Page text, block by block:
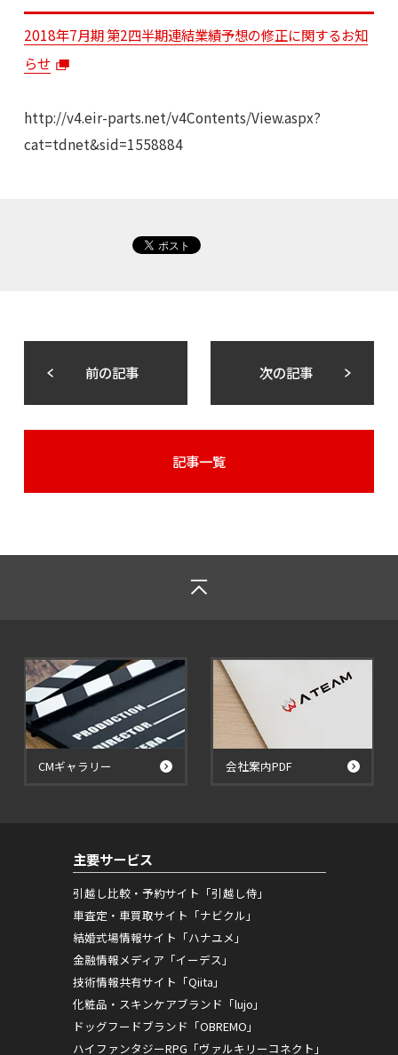
2018年7月期 第2四半期連結業績予想の修正に関するお知
らせ
http://v4.eir-parts.net/v4Contents/View.aspx?
cat=tdnet&sid=1558884
前の記事 次の記事
記事一覧
CMギャラリー 会社案内PDF
主要サービス
引越し比較・予約サイト「引越し侍」
車査定・車買取サイト「ナビクル」
結婚式場情報サイト「ハナユメ」
金融情報メディア「イーデス」
技術情報共有サイト「Qiita」
化粧品・スキンケアブランド「lujo」
ドッグフードブランド「OBREMO」
ハイファンタジーRPG「ヴァルキリーコネクト」